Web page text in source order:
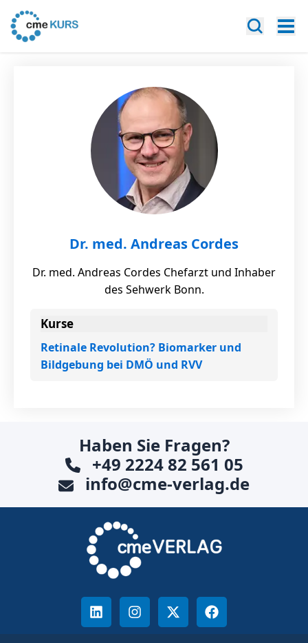
Dr. med. Andreas Cordes
Dr. med. Andreas Cordes Chefarzt und Inhaber
des Sehwerk Bonn.
Kurse
Retinale Revolution? Biomarker und
Bildgebung bei DMÖ und RVV
Haben Sie Fragen?
+49 2224 82 561 05
info@cme-verlag.de